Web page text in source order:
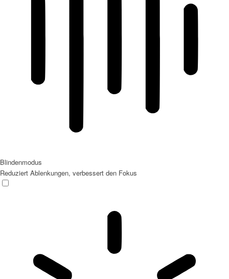
Blindenmodus
Reduziert Ablenkungen, verbessert den Fokus